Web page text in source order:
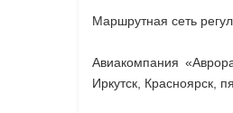
Маршрутная сеть
Авиакомпания
Иркутск, Красноярск,